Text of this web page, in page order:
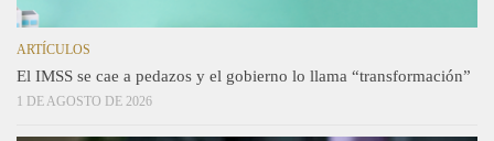
ARTÍCULOS
El IMSS se cae a pedazos y el gobierno lo llama “transformación”
1 DE AGOSTO DE 2026